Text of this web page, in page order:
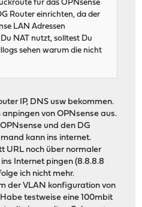
für das OPNsense
Router einrichten, da der
LAN Adressen
NAT nutzt, solltest Du
sehen warum die nicht
IP, DNS usw bekommen.
von OPNsense aus.
und den DG
kann ins internet.
URL noch über normaler
Internet pingen (8.8.8.8
ich nicht mehr.
der VLAN konfiguration von
testweise eine 100mbit